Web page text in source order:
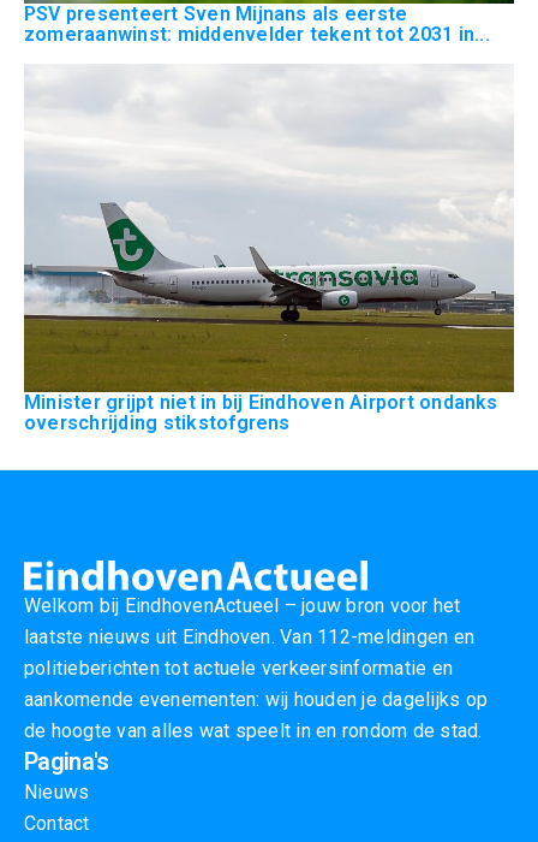
PSV presenteert Sven Mijnans als eerste
zomeraanwinst: middenvelder tekent tot 2031 in...
Minister grijpt niet in bij Eindhoven Airport ondanks
overschrijding stikstofgrens
Welkom bij EindhovenActueel – jouw bron voor het
laatste nieuws uit Eindhoven. Van 112-meldingen en
politieberichten tot actuele verkeersinformatie en
aankomende evenementen: wij houden je dagelijks op
de hoogte van alles wat speelt in en rondom de stad.
Pagina's
Nieuws
Contact